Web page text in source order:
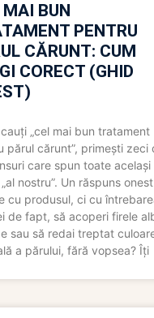
MAI BUN
PENTRU
CĂRUNT: CUM
CORECT (GHID
„cel mai bun tratament
părul cărunt”, primești zeci
care spun toate același
nostru”. Un răspuns
cu produsul, ci cu
de fapt, să acoperi firele
sau să redai treptat
a părului, fără vopsea? Îți